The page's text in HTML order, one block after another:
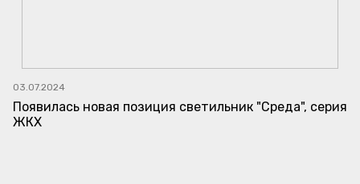
03.07.2024
Появилась новая позиция светильник "Среда", серия
ЖКХ